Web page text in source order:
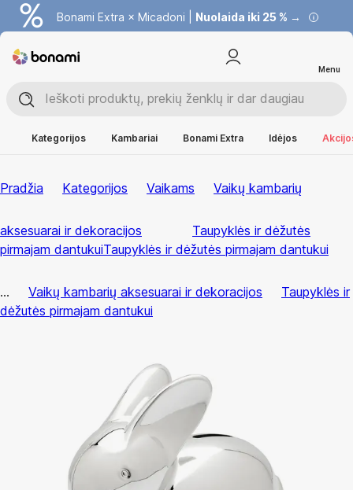
Bonami Extra × Micadoni | Nuolaida iki 25 % →
Menu
Kategorijos Kambariai Bonami Extra Idėjos
Pradžia Kategorijos Vaikams Vaikų kambarių
aksesuarai ir dekoracijos
Taupyklės ir dėžutės
pirmajam dantukuiTaupyklės ir dėžutės pirmajam dantukui
... Vaikų kambarių aksesuarai ir dekoracijos
Taupyklės ir
dėžutės pirmajam dantukui